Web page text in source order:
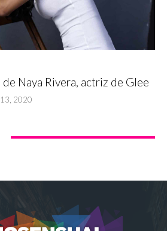
Naya Rivera, actriz de Glee
13, 2020